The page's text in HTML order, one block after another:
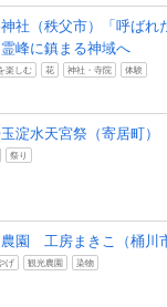
社（秩父市）「呼ばれ
霊峰に鎮まる神域へ
楽しむ 花 神社・寺院 体験
淀水天宮祭（寄居町）
祭り
園 工房まきこ（桶川
げ 観光農園 染物